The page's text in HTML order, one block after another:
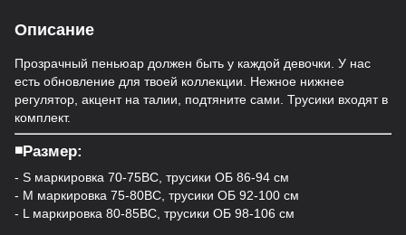
Описание
Прозрачный пеньюар должен быть у каждой девочки. У нас
есть обновление для твоей коллекции. Нежное нижнее
регулятор, акцент на талии, подтяните сами. Трусики входят в
комплект.
◾️Размер:
- S маркировка 70-75ВС, трусики ОБ 86-94 см
- M маркировка 75-80ВС, трусики ОБ 92-100 см
- L маркировка 80-85ВС, трусики ОБ 98-106 см